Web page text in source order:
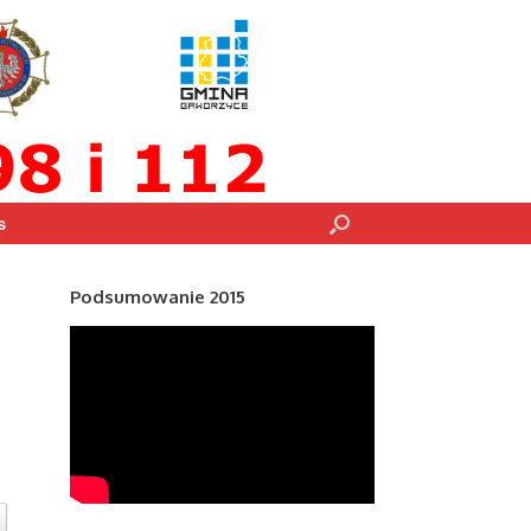
Podsumowanie 2015